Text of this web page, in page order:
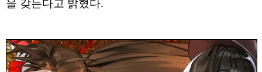
을 갖는다고 밝혔다.